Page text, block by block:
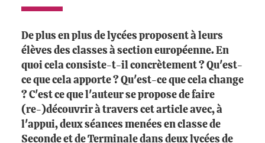
De plus en plus de lycées proposent à leurs
élèves des classes à section européenne. En
quoi cela consiste-t-il concrètement ? Qu'est-
ce que cela apporte ? Qu'est-ce que cela change
? C'est ce que l'auteur se propose de faire
(re-)découvrir à travers cet article avec, à
l'appui, deux séances menées en classe de
Seconde et de Terminale dans deux lycées de